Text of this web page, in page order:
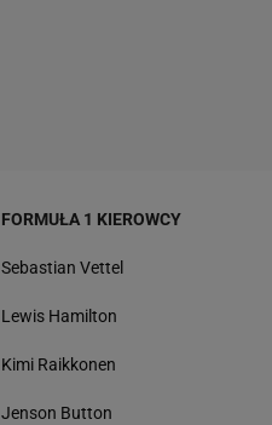
FORMUŁA 1 KIEROWCY
Sebastian Vettel
Lewis Hamilton
Kimi Raikkonen
Jenson Button